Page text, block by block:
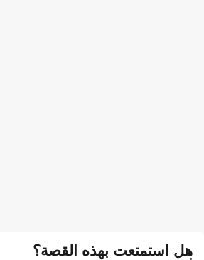
هل استمتعت بهذه القصة؟